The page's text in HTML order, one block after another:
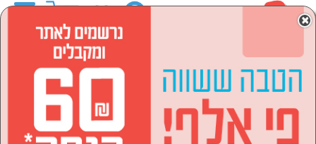
מתקני תלייה ושולחנות
שולחנות ומעמדים
מעמד רצפתי נייד למסכים "32–"65
EAZO FS659W לבן
סוג מוצר: חדש |
דגם FS659W
דירוג גולשים
×